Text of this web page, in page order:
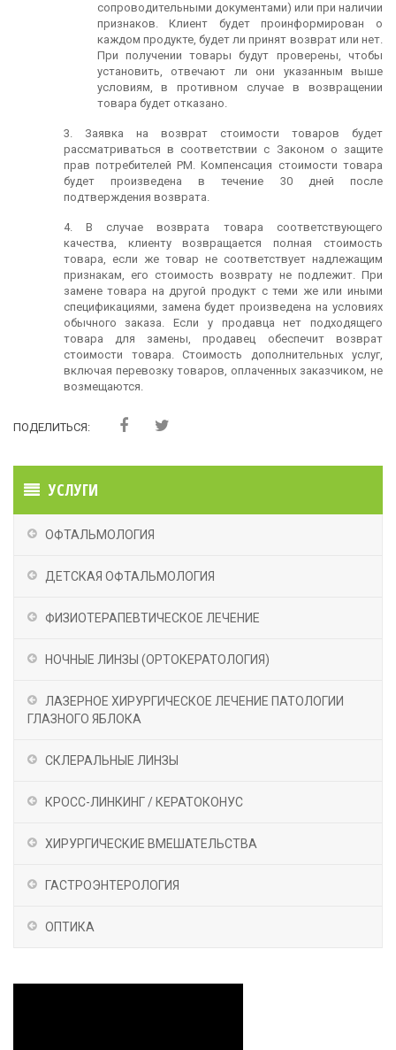
сопроводительными документами) или при наличии
признаков. Клиент будет проинформирован о
каждом продукте, будет ли принят возврат или нет.
При получении товары будут проверены, чтобы
установить, отвечают ли они указанным выше
условиям, в противном случае в возвращении
товара будет отказано.
3. Заявка на возврат стоимости товаров будет
рассматриваться в соответствии с Законом о защите
прав потребителей РМ. Компенсация стоимости товара
будет произведена в течение 30 дней после
подтверждения возврата.
4. В случае возврата товара соответствующего
качества, клиенту возвращается полная стоимость
товара, если же товар не соответствует надлежащим
признакам, его стоимость возврату не подлежит. При
замене товара на другой продукт с теми же или иными
спецификациями, замена будет произведена на условиях
обычного заказа. Если у продавца нет подходящего
товара для замены, продавец обеспечит возврат
стоимости товара. Стоимость дополнительных услуг,
включая перевозку товаров, оплаченных заказчиком, не
возмещаются.
ПОДЕЛИТЬСЯ:
УСЛУГИ
ОФТАЛЬМОЛОГИЯ
ДЕТСКАЯ ОФТАЛЬМОЛОГИЯ
ФИЗИОТЕРАПЕВТИЧЕСКОЕ ЛЕЧЕНИЕ
НОЧНЫЕ ЛИНЗЫ (OРТОКЕРАТОЛОГИЯ)
ЛАЗЕРНОЕ ХИРУРГИЧЕСКОЕ ЛЕЧЕНИЕ ПАТОЛОГИИ
ГЛАЗНОГО ЯБЛОКА
СКЛЕРАЛЬНЫЕ ЛИНЗЫ
КРОСС-ЛИНКИНГ / КЕРАТОКОНУС
ХИРУРГИЧЕСКИЕ ВМЕШАТЕЛЬСТВА
ГАСТРОЭНТЕРОЛОГИЯ
ОПТИКА